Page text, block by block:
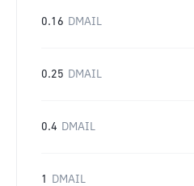
0.16 DMAIL
0.25 DMAIL
0.4 DMAIL
1 DMAIL